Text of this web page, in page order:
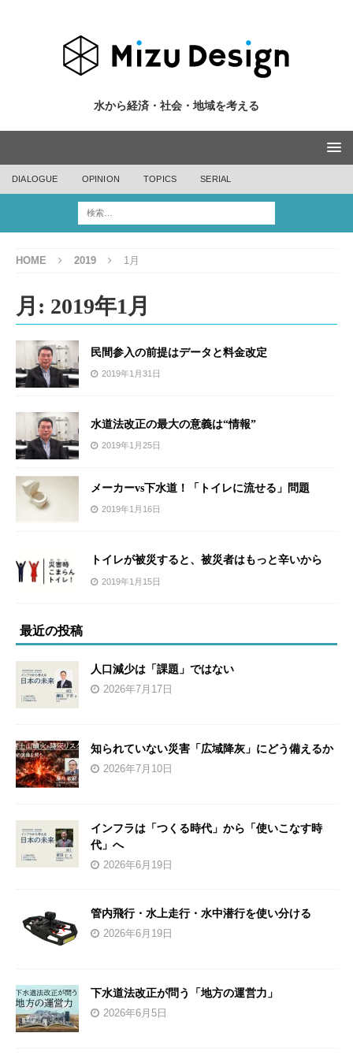
水から経済・社会・地域を考える
DIALOGUE OPINION TOPICS SERIAL
HOME 2019 1月
月: 2019年1月
民間参入の前提はデータと料金改定
2019年1月31日
水道法改正の最大の意義は“情報”
2019年1月25日
メーカーvs下水道！「トイレに流せる」問題
2019年1月16日
トイレが被災すると、被災者はもっと辛いから
2019年1月15日
最近の投稿
人口減少は「課題」ではない
2026年7月17日
知られていない災害「広域降灰」にどう備えるか
2026年7月10日
インフラは「つくる時代」から「使いこなす時
代」へ
2026年6月19日
管内飛行・水上走行・水中潜行を使い分ける
2026年6月19日
下水道法改正が問う「地方の運営力」
2026年6月5日